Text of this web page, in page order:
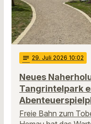
notes 29. Juli 2026 10:02
Neues
Tangrintelpark
Freie Bahn zum